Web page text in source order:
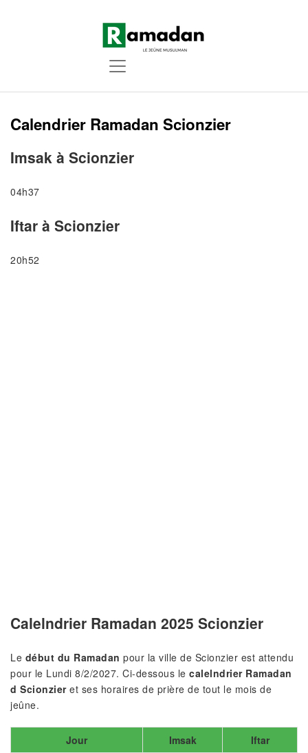
Calendrier Ramadan Scionzier
Imsak à Scionzier
04h37
Iftar à Scionzier
20h52
Calelndrier Ramadan 2025 Scionzier
Le début du Ramadan pour la ville de Scionzier est attendu
pour le Lundi 8/2/2027. Ci-dessous le calelndrier Ramadan
d Scionzieret ses horaires de prière de tout le mois de
jeûne.
Jour Imsak
Iftar